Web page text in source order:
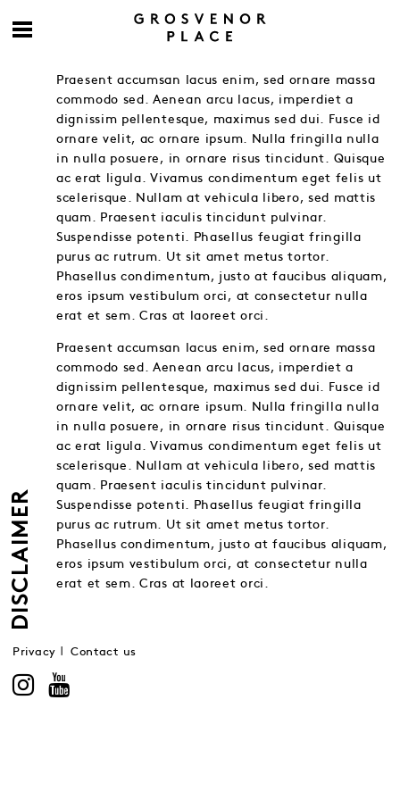
DISCLAIMER
Praesent accumsan lacus enim, sed ornare massa
commodo sed. Aenean arcu lacus, imperdiet a
dignissim pellentesque, maximus sed dui. Fusce id
ornare velit, ac ornare ipsum. Nulla fringilla nulla
in nulla posuere, in ornare risus tincidunt. Quisque
ac erat ligula. Vivamus condimentum eget felis ut
scelerisque. Nullam at vehicula libero, sed mattis
quam. Praesent iaculis tincidunt pulvinar.
Suspendisse potenti. Phasellus feugiat fringilla
purus ac rutrum. Ut sit amet metus tortor.
Phasellus condimentum, justo at faucibus aliquam,
eros ipsum vestibulum orci, at consectetur nulla
erat et sem. Cras at laoreet orci.
Praesent accumsan lacus enim, sed ornare massa
commodo sed. Aenean arcu lacus, imperdiet a
dignissim pellentesque, maximus sed dui. Fusce id
ornare velit, ac ornare ipsum. Nulla fringilla nulla
in nulla posuere, in ornare risus tincidunt. Quisque
ac erat ligula. Vivamus condimentum eget felis ut
scelerisque. Nullam at vehicula libero, sed mattis
quam. Praesent iaculis tincidunt pulvinar.
Suspendisse potenti. Phasellus feugiat fringilla
purus ac rutrum. Ut sit amet metus tortor.
Phasellus condimentum, justo at faucibus aliquam,
eros ipsum vestibulum orci, at consectetur nulla
erat et sem. Cras at laoreet orci.
Privacy Contact us